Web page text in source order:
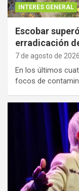
INTERES GENERAL
Escobar
erradicación
7 de agosto de 2026
En los últimos
focos de